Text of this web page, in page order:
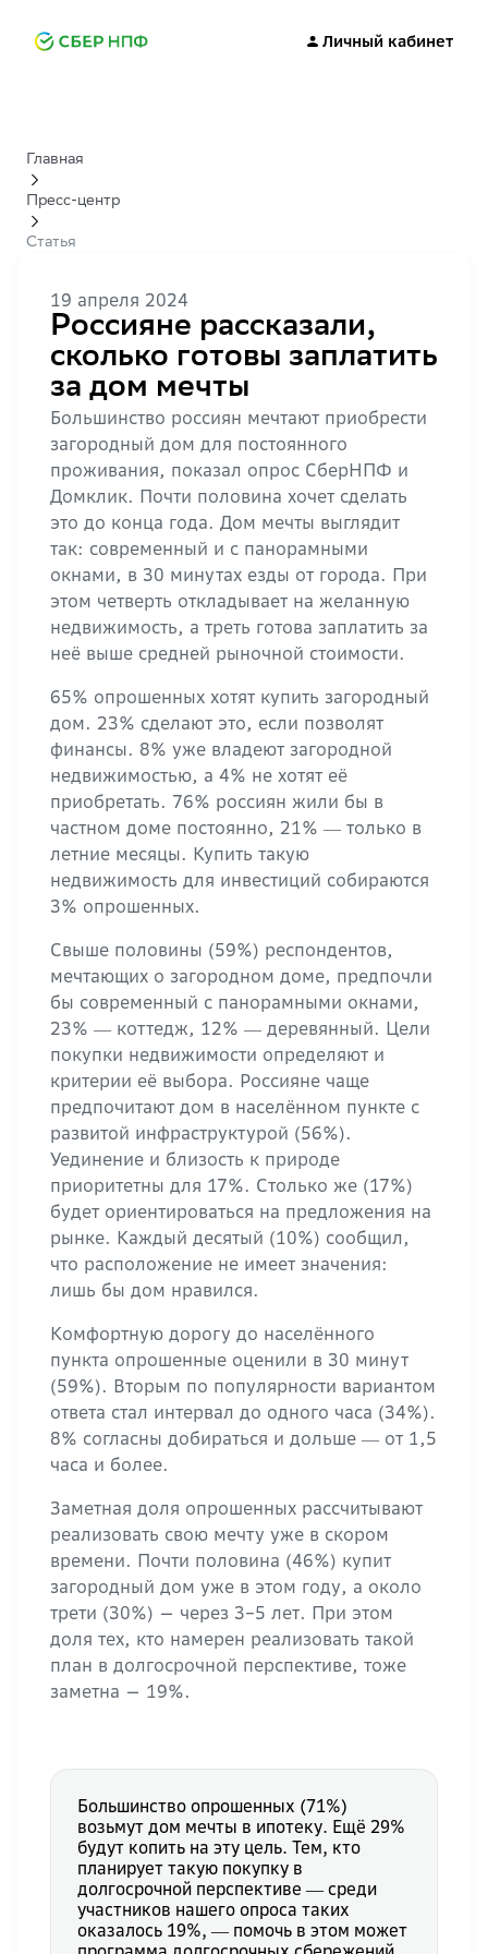
Личный кабинет
Главная
Пресс-центр
Статья
19 апреля 2024
Россияне рассказали,
сколько готовы заплатить
за дом мечты
Большинство россиян мечтают приобрести
загородный дом для постоянного
проживания, показал опрос СберНПФ и
Домклик. Почти половина хочет сделать
это до конца года. Дом мечты выглядит
так: современный и с панорамными
окнами, в 30 минутах езды от города. При
этом четверть откладывает на желанную
недвижимость, а треть готова заплатить за
неё выше средней рыночной стоимости.
65% опрошенных хотят купить загородный
дом. 23% сделают это, если позволят
финансы. 8% уже владеют загородной
недвижимостью, а 4% не хотят её
приобретать. 76% россиян жили бы в
частном доме постоянно, 21% ― только в
летние месяцы. Купить такую
недвижимость для инвестиций собираются
3% опрошенных.
Свыше половины (59%) респондентов,
мечтающих о загородном доме, предпочли
бы современный с панорамными окнами,
23% ― коттедж, 12% ― деревянный. Цели
покупки недвижимости определяют и
критерии её выбора. Россияне чаще
предпочитают дом в населённом пункте с
развитой инфраструктурой (56%).
Уединение и близость к природе
приоритетны для 17%. Столько же (17%)
будет ориентироваться на предложения на
рынке. Каждый десятый (10%) сообщил,
что расположение не имеет значения:
лишь бы дом нравился.
Комфортную дорогу до населённого
пункта опрошенные оценили в 30 минут
(59%). Вторым по популярности вариантом
ответа стал интервал до одного часа (34%).
8% согласны добираться и дольше ― от 1,5
часа и более.
Заметная доля опрошенных рассчитывают
реализовать свою мечту уже в скором
времени. Почти половина (46%) купит
загородный дом уже в этом году, а около
трети (30%) — через 3−5 лет. При этом
доля тех, кто намерен реализовать такой
план в долгосрочной перспективе, тоже
заметна — 19%.
Большинство опрошенных (71%)
возьмут дом мечты в ипотеку. Ещё 29%
будут копить на эту цель. Тем, кто
планирует такую покупку в
долгосрочной перспективе ― среди
участников нашего опроса таких
оказалось 19%, ― помочь в этом может